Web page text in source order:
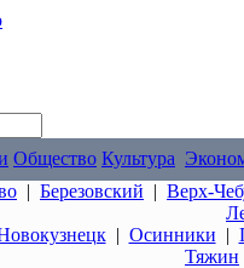
Общество Культура
| Березовский | Верх-
| Осинники |
Тяжин